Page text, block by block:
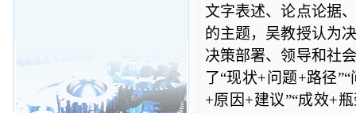
文字表述、论点论据
的主题，吴教授认为
决策部署、领导和社
了“现状+问题+路径”“
+原因 +建议”“成效+